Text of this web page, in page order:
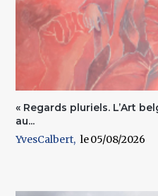
« Regards pluriels. L’Art
au...
YvesCalbert
05/08/2026